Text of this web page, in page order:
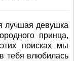
лучшая девушка
принца,
поисках мы
тебя влюбилась